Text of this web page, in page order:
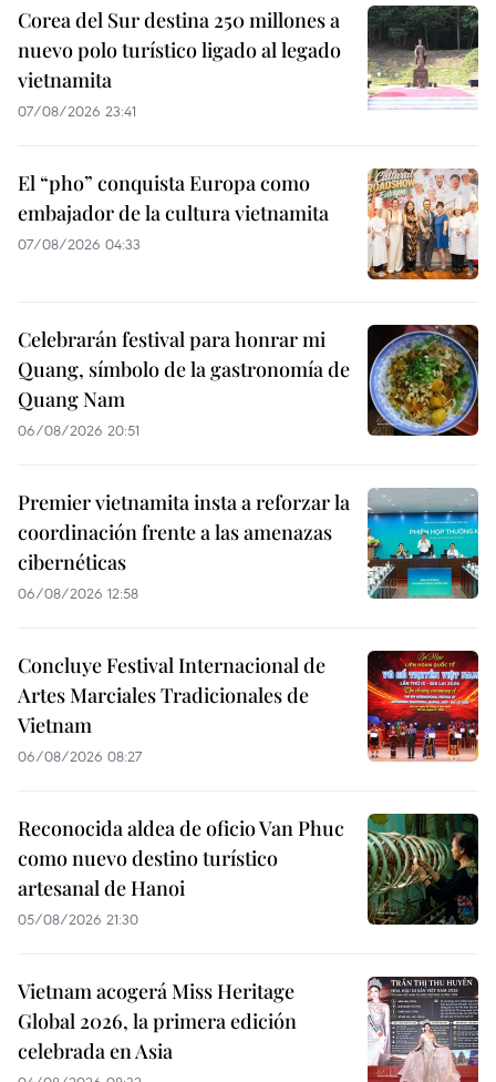
Corea del Sur destina 250 millones a
nuevo polo turístico ligado al legado
vietnamita
07/08/2026 23:41
El “pho” conquista Europa como
embajador de la cultura vietnamita
07/08/2026 04:33
Celebrarán festival para honrar mi
Quang, símbolo de la gastronomía de
Quang Nam
06/08/2026 20:51
Premier vietnamita insta a reforzar la
coordinación frente a las amenazas
cibernéticas
06/08/2026 12:58
Concluye Festival Internacional de
Artes Marciales Tradicionales de
Vietnam
06/08/2026 08:27
Reconocida aldea de oficio Van Phuc
como nuevo destino turístico
artesanal de Hanoi
05/08/2026 21:30
Vietnam acogerá Miss Heritage
Global 2026, la primera edición
celebrada en Asia